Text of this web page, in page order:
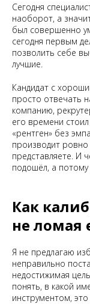
Сегодня
наоборот, а
был совершенно
сегодня первым
позволить себе
лучшие.
Кандидат с
просто отвечать
компанию,
его времени
«рентген» без
производит
представляете. И
подошёл, а
Как
не ломая
Я не предлагаю
неправильно
недостижимая
понять, в какой
инструментом,